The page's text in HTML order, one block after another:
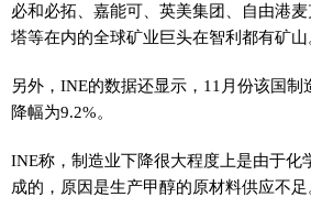
必和必拓、嘉能可、英美集团、自由港
塔等在内的全球矿业巨头在智利都有矿山
另外，INE的数据还显示，11月份该国制
降幅为9.2%。
INE称，制造业下降很大程度上是由于化
成的，原因是生产甲醇的原材料供应不足